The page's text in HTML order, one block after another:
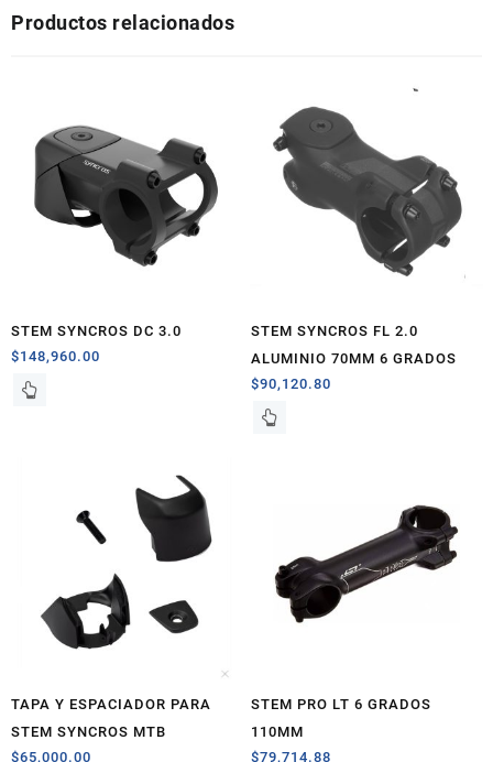
Productos relacionados
STEM SYNCROS DC 3.0
$148,960.00
STEM SYNCROS FL 2.0
ALUMINIO 70MM 6 GRADOS
$90,120.80
TAPA Y ESPACIADOR PARA
STEM SYNCROS MTB
$65,000.00
STEM PRO LT 6 GRADOS
110MM
$79,714.88